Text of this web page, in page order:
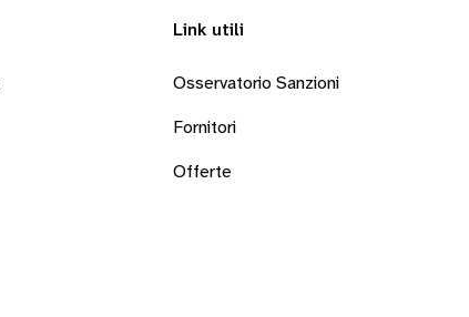
Link utili
Osservatorio Sanzioni
Fornitori
Offerte